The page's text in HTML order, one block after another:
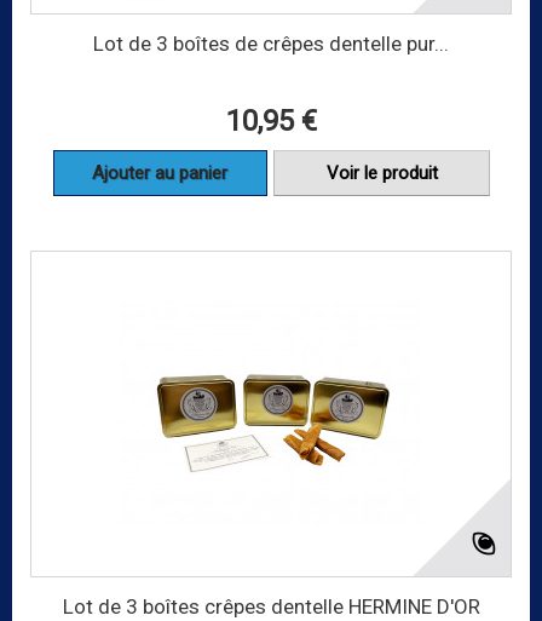
Lot de 3 boîtes de crêpes dentelle pur...
10,95 €
Ajouter au panier Voir le produit
Lot de 3 boîtes crêpes dentelle HERMINE D'OR